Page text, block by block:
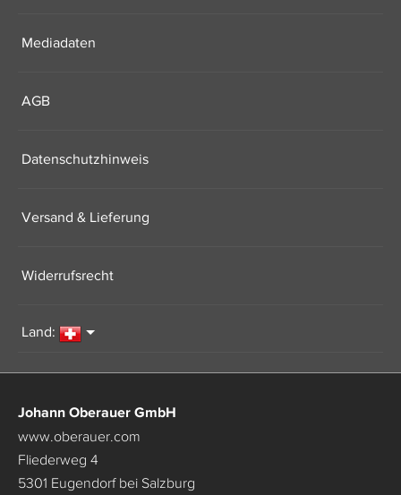
Mediadaten
AGB
Datenschutzhinweis
Versand & Lieferung
Widerrufsrecht
Land:
Johann Oberauer GmbH
www.oberauer.com
Fliederweg 4
5301 Eugendorf bei Salzburg